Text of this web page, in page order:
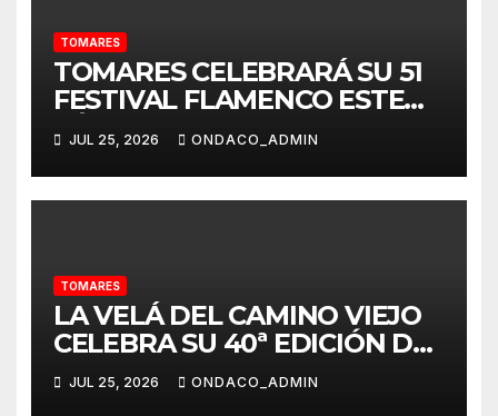
TOMARES
TOMARES CELEBRARÁ SU 51
FESTIVAL FLAMENCO ESTE
SÁBADO, 25 DE JULIO, CON
UN CARTEL DE LUJO: MARÍA
TERREMOTO, PEDRO EL
GRANAÍNO, JOSÉ VALENCIA,
LELE” Y ÁGUEDA SAAVEDRA
JUL 25, 2026 ONDACO_ADMIN
TOMARES
LA VELÁ DEL CAMINO VIEJO
CELEBRA SU 40ª EDICIÓN DEL
31 DE JULIO AL 2 DE AGOSTO
EN TOMARES
JUL 25, 2026 ONDACO_ADMIN